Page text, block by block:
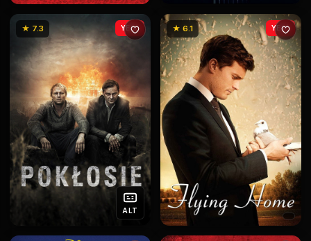
★ 7.3
ALT
YENİ ★ 6.1 YENİ